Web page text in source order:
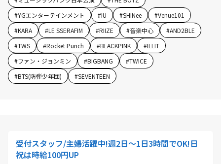
#YGエンターテインメント #IU #SHINee #Venue101
#KARA #LE SSERAFIM #RIIZE #音楽中心 #AND2BLE
#TWS #Rocket Punch #BLACKPINK #ILLIT
#ファン・ジョンミン #BIGBANG #TWICE
#BTS(防弾少年団) #SEVENTEEN
受付スタッフ/主婦活躍中!週2日～1日3時間でOK!日
祝は時給100円UP